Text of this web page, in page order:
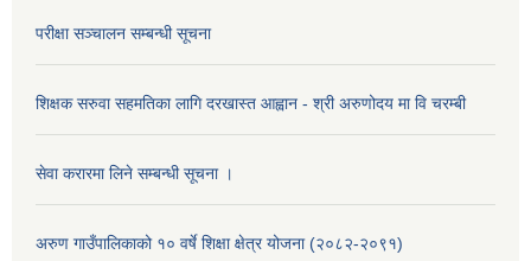
परीक्षा सञ्चालन सम्बन्धी सूचना
शिक्षक सरुवा सहमतिका लागि दरखास्त आह्वान - श्री अरुणोदय मा वि चरम्बी
सेवा करारमा लिने सम्बन्धी सूचना ।
अरुण गाउँपालिकाको १० वर्षे शिक्षा क्षेत्र योजना (२०८२-२०९१)